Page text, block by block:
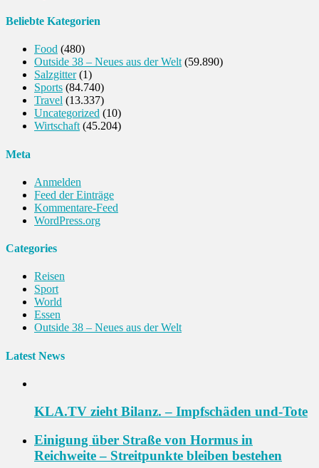
Beliebte Kategorien
Food (480)
Outside 38 – Neues aus der Welt (59.890)
Salzgitter(1)
Sports (84.740)
Travel (13.337)
Uncategorized (10)
Wirtschaft (45.204)
Meta
Anmelden
Feed der Einträge
Kommentare-Feed
WordPress.org
Categories
Reisen
Sport
World
Essen
Outside 38 – Neues aus der Welt
Latest News
KLA.TV zieht Bilanz. – Impfschäden und-Tote
Einigung über Straße von Hormus in
Reichweite – Streitpunkte bleiben bestehen